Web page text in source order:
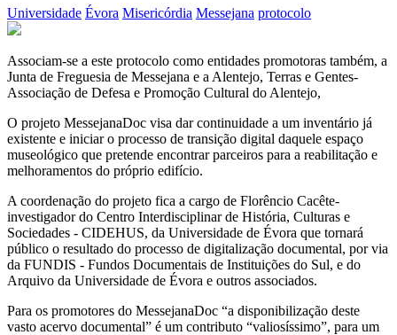
Universidade Évora Misericórdia Messejana protocolo
Associam-se a este protocolo como entidades promotoras também, a
Junta de Freguesia de Messejana e a Alentejo, Terras e Gentes-
Associação de Defesa e Promoção Cultural do Alentejo,
O projeto MessejanaDoc visa dar continuidade a um inventário já
existente e iniciar o processo de transição digital daquele espaço
museológico que pretende encontrar parceiros para a reabilitação e
melhoramentos do próprio edifício.
A coordenação do projeto fica a cargo de Florêncio Cacête-
investigador do Centro Interdisciplinar de História, Culturas e
Sociedades - CIDEHUS, da Universidade de Évora que tornará
público o resultado do processo de digitalização documental, por via
da FUNDIS - Fundos Documentais de Instituições do Sul, e do
Arquivo da Universidade de Évora e outros associados.
Para os promotores do MessejanaDoc “a disponibilização deste
vasto acervo documental” é um contributo “valiosíssimo”, para um